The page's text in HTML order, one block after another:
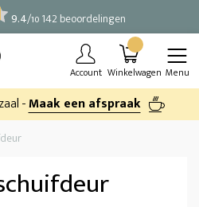
9.4/10 142 beoordelingen
Account Winkelwagen Menu
-Maak een afspraak